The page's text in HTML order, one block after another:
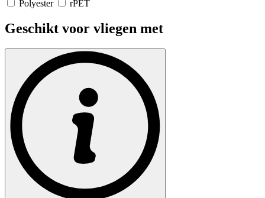
Polyester rPET
Geschikt voor vliegen met